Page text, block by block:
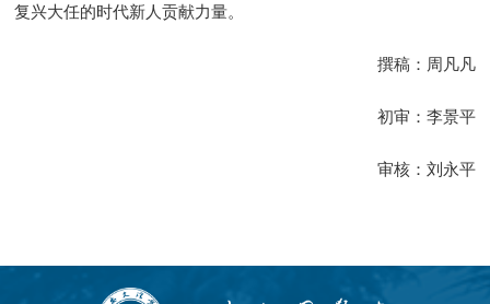
复兴大任的时代新人贡献力量。
撰稿：周凡凡
初审：李景平
审核：刘永平